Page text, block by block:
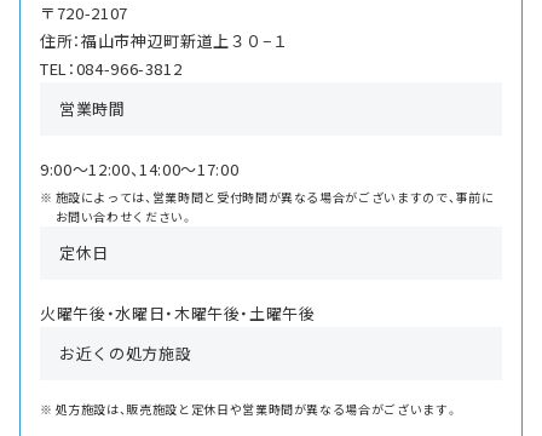
〒720-2107
住所：福山市神辺町新道上３０−１
TEL：084-966-3812
営業時間
9:00〜12:00、14:00〜17:00
施設によっては、営業時間と受付時間が異なる場合がございますので、事前に
お問い合わせください。
定休日
火曜午後・水曜日・木曜午後・土曜午後
お近くの処方施設
処方施設は、販売施設と定休日や営業時間が異なる場合がございます。